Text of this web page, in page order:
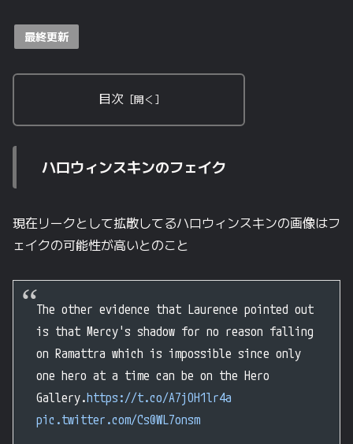
最終更新
目次
ハロウィンスキンのフェイク
現在リークとして拡散してるハロウィンスキンの画像はフ
ェイクの可能性が高いとのこと
The other evidence that Laurence pointed out
is that Mercy's shadow for no reason falling
on Ramattra which is impossible since only
one hero at a time can be on the Hero
Gallery.https://t.co/A7jOH1lr4a
pic.twitter.com/Cs0WL7onsm